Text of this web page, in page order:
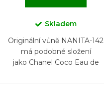
Skladem
Originální vůně NANITA-142
má podobné složení
jako Chanel Coco Eau de